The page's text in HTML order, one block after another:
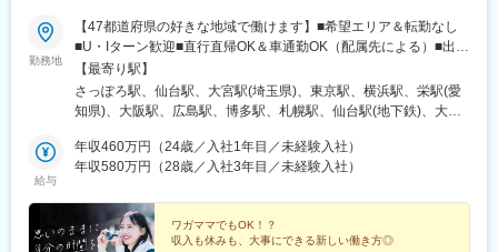
勤務地
【47都道府県の好きな地域で働けます】■希望エリア＆転勤なし
■U・Iターン歓迎■直行直帰OK＆車通勤OK（配属先による）■出張
のないワークスタイルも実現可能！【拠点所在地】■北海道…札幌
支店■東北…仙台支店（宮城・青森・岩手・秋田・山形・福島）■
関東…大宮支店（埼玉・栃木・群馬・茨城）、東京支店（東京・
知・長野・岐阜・三重・滋賀・静岡・石川・富山・福井・新潟）■
関西…大阪支店（大阪・京都・兵庫・奈良・和歌山）■中国・四
媛・徳島）■九州・沖縄…福岡支店（福岡・佐賀・長崎・熊本・大
分・宮崎・鹿児島・沖縄）※全国の各エリアに支店を展開していま
す。
【最寄り駅】
さっぽろ駅、仙台駅、大宮駅(埼玉県)、東京駅、横浜駅、栄駅(愛
知県)、大阪駅、広島駅、博多駅、札幌駅、仙台駅(地下鉄)、大手
町駅、祇園駅(福岡県)、大通駅、あおば通駅、三越前駅、新高島
駅、久屋大通駅、大阪梅田駅(阪急線)、猿猴橋町駅、櫛田神社前駅
給与
年収460万円（24歳／入社1年目／未経験入社）
年収580万円（28歳／入社3年目／未経験入社）
ワガママでもOK！？
収入も休みも、大事にできる新しい働き方◎